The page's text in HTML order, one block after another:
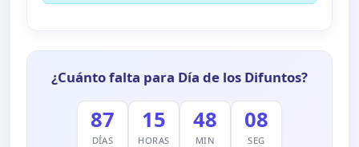
¿Cuánto falta para Día de los Difuntos?
87
DÍAS
15
HORAS
48
MIN
08
SEG